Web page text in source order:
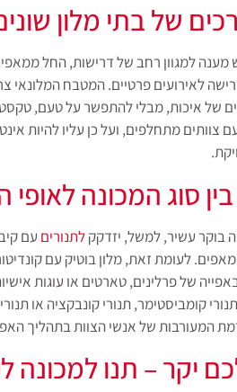
של בתי מלון
מענה למגוון רחב של דרישות, החל
לאירועים פרטיים. המטבח המלונאי
של איכות, מבלי להתפשר על טעם,
צוותים מתחלפים, ועל כן עליו להיות
סוג המכונה לאופי
בוקר עשיר, למשל, יזדקקלתנורים עם
לעומת זאת, מלון בוטיק עם
של פרלינים, טארטים או עוגות
קומביסטימר, תנורי קונבקציה או
המעורבות של אנשי הצוות בתהליך
יקר – תנו למכונה